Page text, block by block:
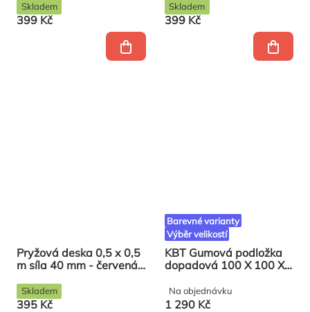
399 Kč
Skladem
399 Kč
Skladem
Pryžová deska 0,5 x 0,5
m síla 40 mm - červená,
395 Kč
Skladem
Barevné varianty
Výběr velikostí
KBT Gumová podložka
dopadová 100 X 100 X
1 290 Kč
Na objednávku